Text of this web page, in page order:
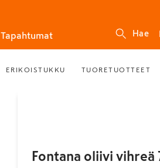
Tapahtumat Hae
ERIKOISTUKKU TUORETUOTTEET
Fontana oliivi